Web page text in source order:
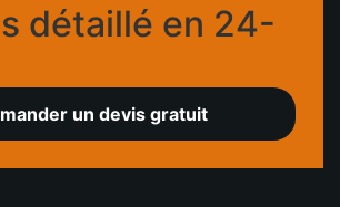
détaillé en 24-
un devis gratuit